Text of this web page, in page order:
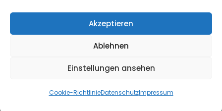
Akzeptieren
Ablehnen
Einstellungen ansehen
Cookie-RichtlinieDatenschutzImpressum
Datenschutz|Catch Shop Dark ByCatch Themes